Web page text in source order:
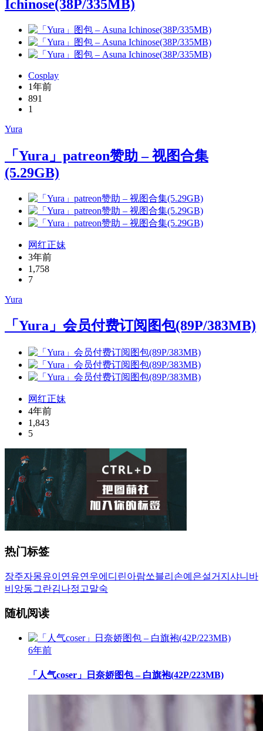
Ichinose(38P/335MB)
Cosplay
1年前
891
1
Yura
「Yura」patreon赞助 – 视图合集
(5.29GB)
网红正妹
3年前
1,758
7
Yura
「Yura」会员付费订阅图包(89P/383MB)
网红正妹
4年前
1,843
5
热门标签
장주자몽유이 연유연우에디린아람쏘블리 손예은설거지 샤니 바
비앙동그란김나정 고말숙
随机阅读
6年前
「人气coser」日奈娇图包 – 白旗袍(42P/223MB)